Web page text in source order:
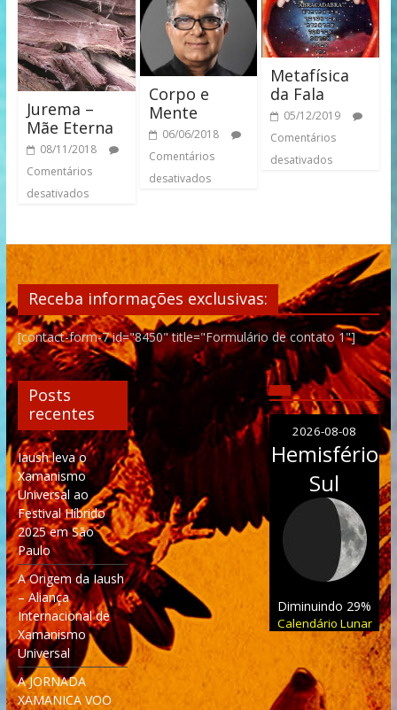
Jurema –
Mãe Eterna
08/11/2018
Comentários
desativados
Corpo e
Mente
06/06/2018
Comentários
desativados
Metafísica
da Fala
05/12/2019
Comentários
desativados
Receba informações exclusivas:
[contact-form-7 id="8450" title="Formulário de contato 1"]
Posts
recentes
Iaush leva o
Xamanismo
Universal ao
Festival Híbrido
2025 em São
Paulo
A Origem da Iaush
– Aliança
Internacional de
Xamanismo
Universal
A JORNADA
XAMANICA VOO
2026-08-08
Hemisfério
Sul
Diminuindo 29%
Calendário Lunar